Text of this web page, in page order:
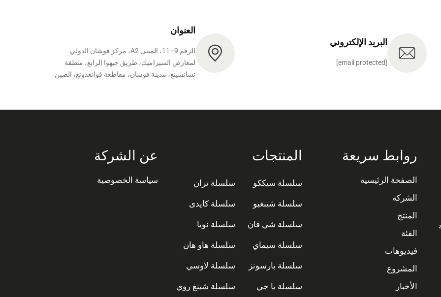
البريد الإلكتروني
[email protected]
العنوان
الرقم 9–11، المبنى A2، مركز فوشان الدولي
لمعارض السيراميك، طريق جيهوا الرابع، منطقة
تشانشينغ، مدينة فوشان، مقاطعة قوانغدونغ، الصين
روابط سريعة
الصفحة الرئيسية
الشركة
المنتج
الفئة
فيديوهات
المشروع
الأخبار
المنتجات
سلسلة سيككو سلسلة تران
سلسلة شينغبو سلسلة كايدى
سلسلة شي فان سلسلة نويا
سلسلة سيماي سلسلة هاو هان
سلسلة بارسونز سلسلة لاوسي
سلسلة يا جي سلسلة شينغ روي
عن الشركة
سياسة الخصوصية